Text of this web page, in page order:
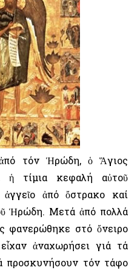
τόν Ἡρώδη, ὁ Ἅγιος
ἡ τίμια κεφαλή αὐτοῦ
ἀπό ὄστρακο καί
Ἡρώδη. Μετά ἀπό πολλά
φανερώθηκε στό ὄνειρο
ἀναχωρήσει γιά τά
προσκυνήσουν τόν τάφο